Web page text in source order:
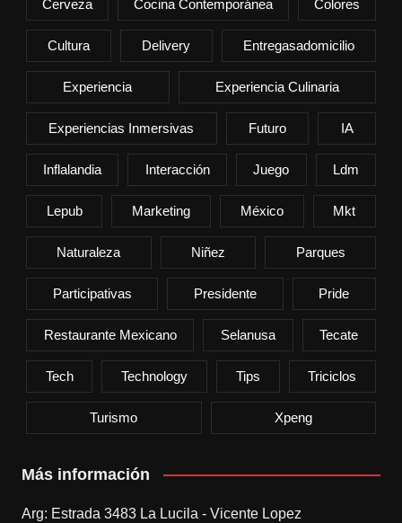
Cerveza Cocina Contemporánea Colores
Cultura Delivery Entregasadomicilio
Experiencia Experiencia Culinaria
Experiencias Inmersivas Futuro IA
Inflalandia Interacción Juego Ldm
Lepub Marketing México Mkt
Naturaleza Niñez Parques
Participativas Presidente Pride
Restaurante Mexicano Selanusa Tecate
Tech Technology Tips Triciclos
Turismo Xpeng
Más información
Arg: Estrada 3483 La Lucila - Vicente Lopez